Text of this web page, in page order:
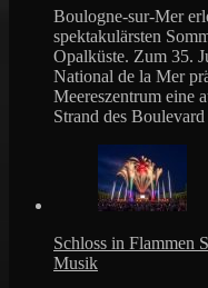
Boulogne-sur-Mer
spektakulärsten
Opalküste. Zum 35.
National de la Mer
Meereszentrum eine
Strand des Boulevard
Schloss in Flammen
Musik